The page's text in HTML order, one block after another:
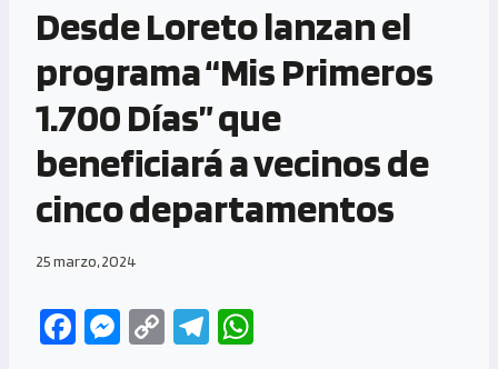
Desde Loreto lanzan el
programa “Mis Primeros
1.700 Días” que
beneficiará a vecinos de
cinco departamentos
25 marzo, 2024
Fa M
C
Te